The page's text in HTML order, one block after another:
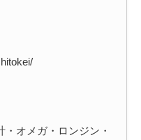
・オメガ・ロンジン・